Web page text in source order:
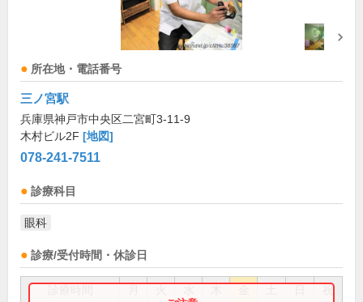
所在地・電話番号
三ノ宮駅
兵庫県神戸市中央区二宮町3-11-9
木村ビル2F [地図]
078-241-7511
診療科目
眼科
診療/受付時間・休診日
祝